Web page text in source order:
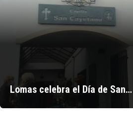
Lomas celebra el Día de San…